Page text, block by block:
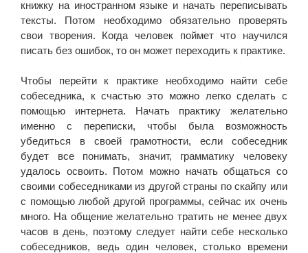
книжку на иностранном языке и начать переписывать
тексты. Потом необходимо обязательно проверять
свои творения. Когда человек поймет что научился
писать без ошибок, то он может переходить к практике.
Чтобы перейти к практике необходимо найти себе
собеседника, к счастью это можно легко сделать с
помощью интернета. Начать практику желательно
именно с переписки, чтобы была возможность
убедиться в своей грамотности, если собеседник
будет все понимать, значит, грамматику человеку
удалось освоить. Потом можно начать общаться со
своими собеседниками из другой страны по скайпу или
с помощью любой другой программы, сейчас их очень
много. На общение желательно тратить не менее двух
часов в день, поэтому следует найти себе несколько
собеседников, ведь один человек, столько времени